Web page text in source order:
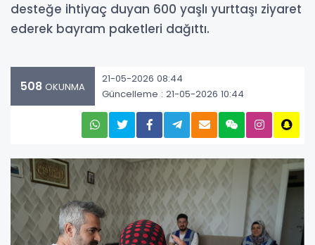
desteğe ihtiyaç duyan 600 yaşlı yurttaşı ziyaret
ederek bayram paketleri dağıttı.
508 OKUNMA
21-05-2026 08:44
Güncelleme : 21-05-2026 10:44